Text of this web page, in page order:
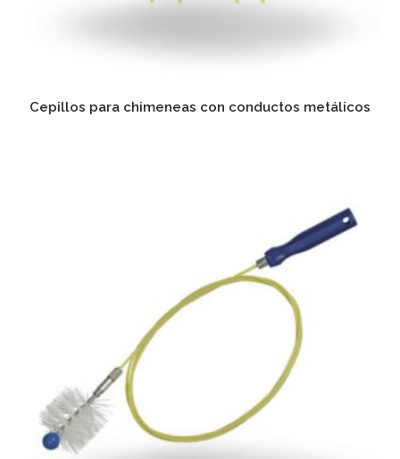
Cepillos para chimeneas con conductos metálicos